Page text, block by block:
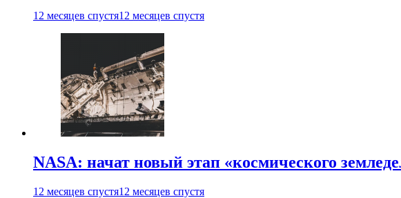
12 месяцев спустя12 месяцев спустя
NASA: начат новый этап «космического
12 месяцев спустя12 месяцев спустя